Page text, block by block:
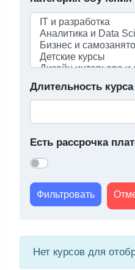
Длительность курса
Есть рассрочка
Фильтровать
Нет курсов для